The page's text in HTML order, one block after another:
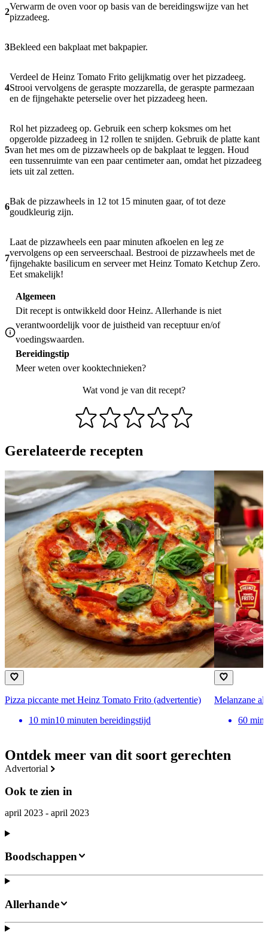
Ontdek meer van dit soort gerechten
advertorial
Ook te zien in
april 2023 - april 2023
2
Verwarm de oven voor op basis van de bereidingswijze van het
pizzadeeg.
3Bekleed een bakplaat met bakpapier.
4
Verdeel de Heinz Tomato Frito gelijkmatig over het pizzadeeg.
Strooi vervolgens de geraspte mozzarella, de geraspte parmezaan
en de fijngehakte peterselie over het pizzadeeg heen.
5
Rol het pizzadeeg op. Gebruik een scherp koksmes om het
opgerolde pizzadeeg in 12 rollen te snijden. Gebruik de platte kant
van het mes om de pizzawheels op de bakplaat te leggen. Houd
een tussenruimte van een paar centimeter aan, omdat het pizzadeeg
iets uit zal zetten.
6
Bak de pizzawheels in 12 tot 15 minuten gaar, of tot deze
goudkleurig zijn.
7
Laat de pizzawheels een paar minuten afkoelen en leg ze
vervolgens op een serveerschaal. Bestrooi de pizzawheels met de
fijngehakte basilicum en serveer met Heinz Tomato Ketchup Zero.
Eet smakelijk!
Algemeen
Dit recept is ontwikkeld door Heinz. Allerhande is niet
verantwoordelijk voor de juistheid van receptuur en/of
voedingswaarden.
Bereidingstip
Meer weten overkooktechnieken?
Wat vond je van dit recept?
Gerelateerde recepten
Pizza piccante met Heinz Tomato Frito (advertentie)
10 min10 minuten bereidingstijd
Melanzane
60 min
Boodschappen
Allerhande